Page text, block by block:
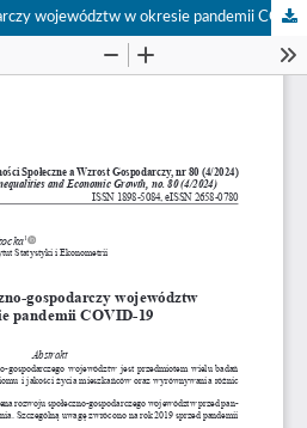
Rozwój społeczno-gospodarczy województw w okresie pandemii COVID-19